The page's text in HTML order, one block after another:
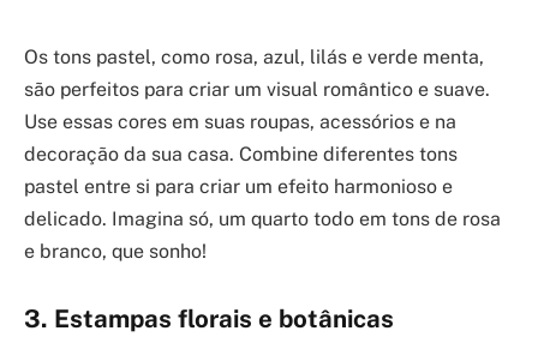
Os tons pastel, como rosa, azul, lilás e verde menta,
são perfeitos para criar um visual romântico e suave.
Use essas cores em suas roupas, acessórios e na
decoração da sua casa. Combine diferentes tons
pastel entre si para criar um efeito harmonioso e
delicado. Imagina só, um quarto todo em tons de rosa
e branco, que sonho!
3. Estampas florais e botânicas